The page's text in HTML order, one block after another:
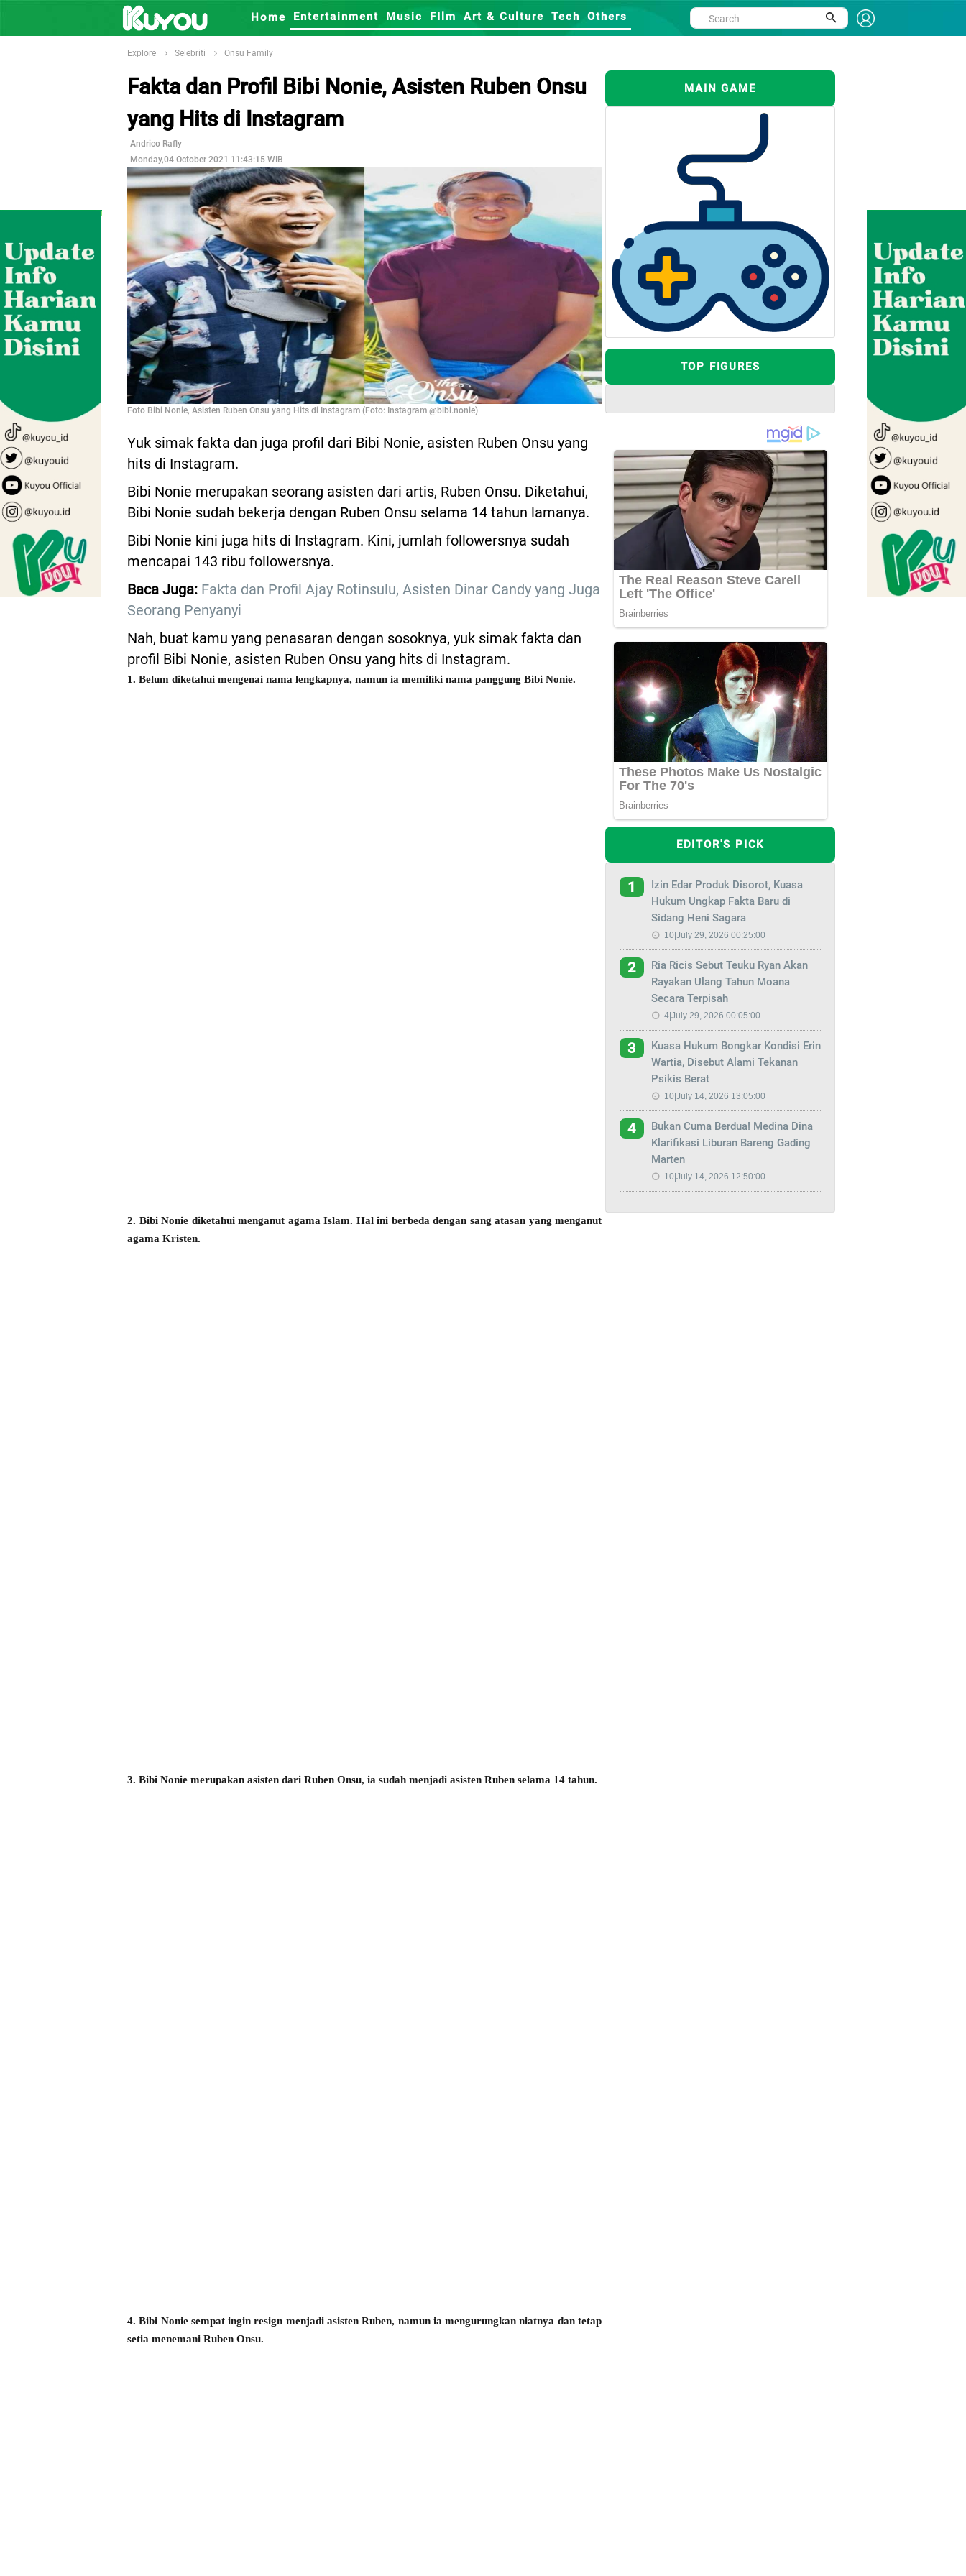
Home Entertainment Music FIlm Art & Culture Tech Others
Explore Selebriti Onsu Family
Fakta dan Profil Bibi Nonie, Asisten Ruben Onsu
yang Hits di Instagram
Andrico Rafly
Monday,04 October 2021 11:43:15 WIB
Foto Bibi Nonie, Asisten Ruben Onsu yang Hits di Instagram (Foto: Instagram @bibi.nonie)
Yuk simak fakta dan juga profil dari Bibi Nonie, asisten Ruben Onsu yang
hits di Instagram.
Bibi Nonie merupakan seorang asisten dari artis, Ruben Onsu. Diketahui,
Bibi Nonie sudah bekerja dengan Ruben Onsu selama 14 tahun lamanya.
Bibi Nonie kini juga hits di Instagram. Kini, jumlah followersnya sudah
mencapai 143 ribu followersnya.
Baca Juga: Fakta dan Profil Ajay Rotinsulu, Asisten Dinar Candy yang Juga
Seorang Penyanyi
Nah, buat kamu yang penasaran dengan sosoknya, yuk simak fakta dan
profil Bibi Nonie, asisten Ruben Onsu yang hits di Instagram.
1. Belum diketahui mengenai nama lengkapnya, namun ia memiliki nama panggung Bibi Nonie.
2. Bibi Nonie diketahui menganut agama Islam. Hal ini berbeda dengan sang atasan yang menganut
agama Kristen.
3. Bibi Nonie merupakan asisten dari Ruben Onsu, ia sudah menjadi asisten Ruben selama 14 tahun.
4. Bibi Nonie sempat ingin resign menjadi asisten Ruben, namun ia mengurungkan niatnya dan tetap
setia menemani Ruben Onsu.
MAIN GAME
TOP FIGURES
EDITOR'S PICK
1
Izin Edar Produk Disorot, Kuasa
Hukum Ungkap Fakta Baru di
Sidang Heni Sagara
10|July 29, 2026 00:25:00
2
Ria Ricis Sebut Teuku Ryan Akan
Rayakan Ulang Tahun Moana
Secara Terpisah
4|July 29, 2026 00:05:00
3
Kuasa Hukum Bongkar Kondisi Erin
Wartia, Disebut Alami Tekanan
Psikis Berat
10|July 14, 2026 13:05:00
4
Bukan Cuma Berdua! Medina Dina
Klarifikasi Liburan Bareng Gading
Marten
10|July 14, 2026 12:50:00